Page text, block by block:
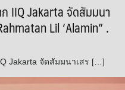
IIQ Jakarta จัดสัมมนา
Lil ‘Alamin” .
Jakarta จัดสัมมนาเสร […]